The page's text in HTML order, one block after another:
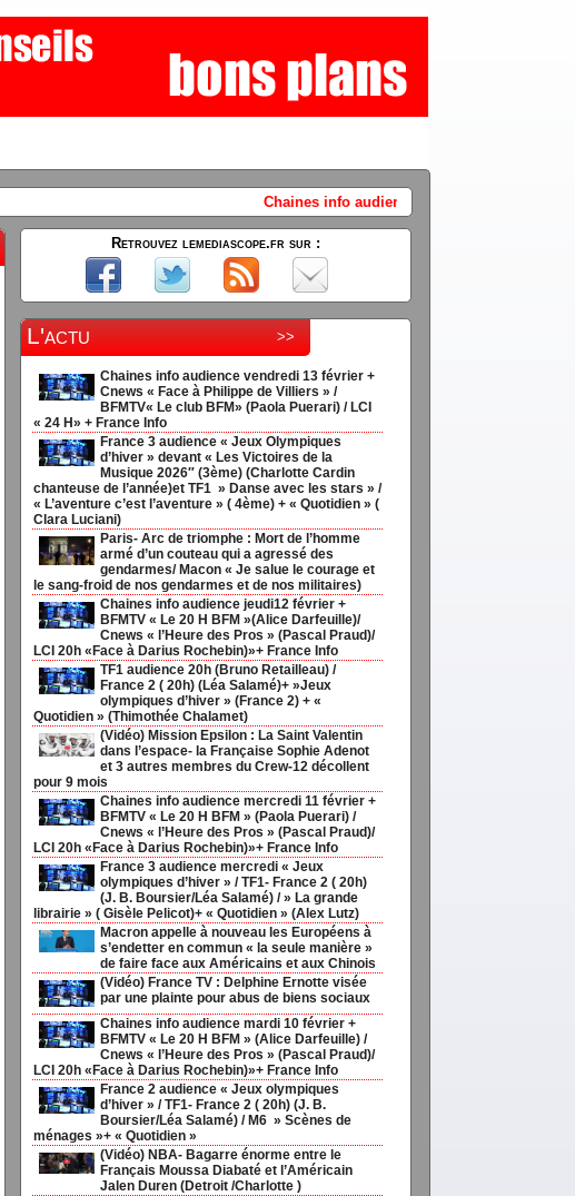
Chaines info audience vendredi 13 février + Cnews « Face à Philippe de
Retrouvez lemediascope.fr sur :
L'actu >>
Chaines info audience vendredi 13 février +
Cnews « Face à Philippe de Villiers » /
BFMTV« Le club BFM» (Paola Puerari) / LCI
« 24 H» + France Info
France 3 audience « Jeux Olympiques
d’hiver » devant « Les Victoires de la
Musique 2026″ (3ème) (Charlotte Cardin
chanteuse de l’année)et TF1 » Danse avec les stars » /
« L’aventure c’est l’aventure » ( 4ème) + « Quotidien » (
Clara Luciani)
Paris- Arc de triomphe : Mort de l’homme
armé d’un couteau qui a agressé des
gendarmes/ Macon « Je salue le courage et
le sang-froid de nos gendarmes et de nos militaires)
Chaines info audience jeudi12 février +
BFMTV « Le 20 H BFM »(Alice Darfeuille)/
Cnews « l’Heure des Pros » (Pascal Praud)/
LCI 20h «Face à Darius Rochebin)»+ France Info
TF1 audience 20h (Bruno Retailleau) /
France 2 ( 20h) (Léa Salamé)+ »Jeux
olympiques d’hiver » (France 2) + «
Quotidien » (Thimothée Chalamet)
(Vidéo) Mission Epsilon : La Saint Valentin
dans l’espace- la Française Sophie Adenot
et 3 autres membres du Crew-12 décollent
pour 9 mois
Chaines info audience mercredi 11 février +
BFMTV « Le 20 H BFM » (Paola Puerari) /
Cnews « l’Heure des Pros » (Pascal Praud)/
LCI 20h «Face à Darius Rochebin)»+ France Info
France 3 audience mercredi « Jeux
olympiques d’hiver » / TF1- France 2 ( 20h)
(J. B. Boursier/Léa Salamé) / » La grande
librairie » ( Gisèle Pelicot)+ « Quotidien » (Alex Lutz)
Macron appelle à nouveau les Européens à
s’endetter en commun « la seule manière »
de faire face aux Américains et aux Chinois
(Vidéo) France TV : Delphine Ernotte visée
par une plainte pour abus de biens sociaux
Chaines info audience mardi 10 février +
BFMTV « Le 20 H BFM » (Alice Darfeuille) /
Cnews « l’Heure des Pros » (Pascal Praud)/
LCI 20h «Face à Darius Rochebin)»+ France Info
France 2 audience « Jeux olympiques
d’hiver » / TF1- France 2 ( 20h) (J. B.
Boursier/Léa Salamé) / M6 » Scènes de
ménages »+ « Quotidien »
(Vidéo) NBA- Bagarre énorme entre le
Français Moussa Diabaté et l’Américain
Jalen Duren (Detroit /Charlotte )